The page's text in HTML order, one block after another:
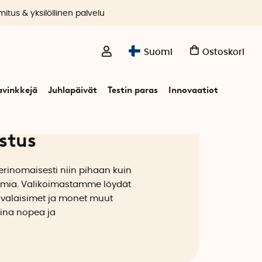
Suomi Ostoskori
Juhlapäivät Testin paras Innovaatiot
& yksilöllinen palvelu
niin pihaan kuin
Valikoimastamme löydät
ja monet muut
nopea ja